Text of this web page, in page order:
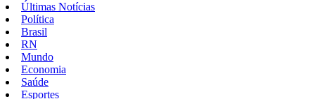
Últimas Notícias
Política
Brasil
RN
Mundo
Economia
Saúde
Esportes